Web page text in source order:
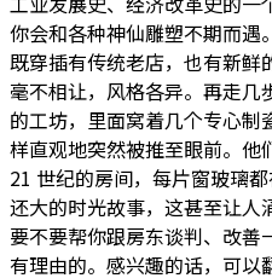
你会和各种神仙雕塑不期而遇
既穿插有传统老店，也有新鲜
毫不相让，风格各异。再走
的工坊，里面窝着几个专心
样直观地突然被推至眼前。他
21 世纪的房间，每片窗玻璃
还大的时光故事，这甚至让
要不要帮你跟房东谈判、改
有理由的。感兴趣的话，可以